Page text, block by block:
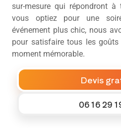
sur-mesure qui répondront
vous optiez pour une
événement plus chic, nous
pour satisfaire tous les
moment mémorable.
Devis
06 16 29